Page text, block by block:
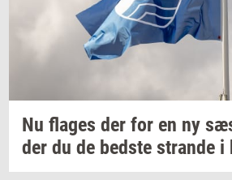
Nu fla­ges der for en ny
der du de bed­ste stran­de i